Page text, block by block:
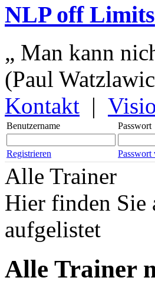
NLP off Limits
„ Man kann
(Paul
Kontakt |
Benutzername Passwort
Registrieren Passwort
Alle Trainer
Hier finden Sie
aufgelistet
Alle Trainer